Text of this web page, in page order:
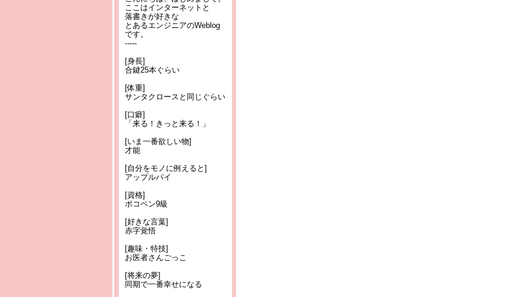
ここはインターネットと
落書きが好きな
とあるエンジニアのWeblog
です。
-----
[身長]
合鍵25本ぐらい
[体重]
サンタクロースと同じぐらい
[口癖]
「来る！きっと来る！」
[いま一番欲しい物]
才能
[自分をモノに例えると]
アップルパイ
[資格]
ポコペン9級
[好きな言葉]
赤字覚悟
[趣味・特技]
お医者さんごっこ
[将来の夢]
同期で一番幸せになる